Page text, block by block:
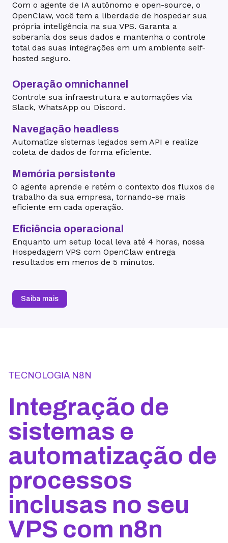
Com o agente de IA autônomo e open-source, o
OpenClaw, você tem a liberdade de hospedar sua
própria inteligência na sua VPS. Garanta a
soberania dos seus dados e mantenha o controle
total das suas integrações em um ambiente self-
hosted seguro.
Operação omnichannel
Controle sua infraestrutura e automações via
Slack, WhatsApp ou Discord.
Navegação headless
Automatize sistemas legados sem API e realize
coleta de dados de forma eficiente.
Memória persistente
O agente aprende e retém o contexto dos fluxos de
trabalho da sua empresa, tornando-se mais
eficiente em cada operação.
Eficiência operacional
Enquanto um setup local leva até 4 horas, nossa
Hospedagem VPS com OpenClaw entrega
resultados em menos de 5 minutos.
Saiba mais
TECNOLOGIA N8N
Integração de
sistemas e
automatização de
processos
inclusas no seu
VPS com n8n